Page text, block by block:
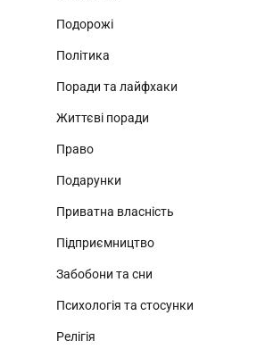
Подорожі
Політика
Поради та лайфхаки
Життєві поради
Право
Подарунки
Приватна власність
Підприємництво
Забобони та сни
Психологія та стосунки
Релігія